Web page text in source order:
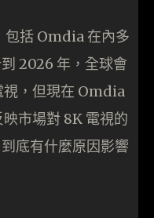
包括 Omdia 在內多
2026 年，全球會
視，但現在 Omdia
市場對 8K 電視的
底有什麼原因影響